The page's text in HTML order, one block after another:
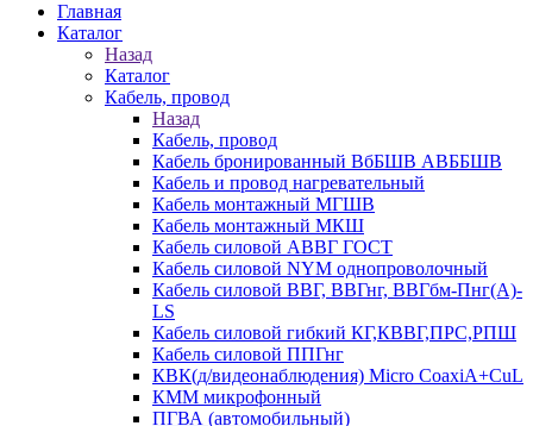
Главная
Каталог
Назад
Каталог
Кабель, провод
Назад
Кабель, провод
Кабель бронированный ВбБШВ АВББШВ
Кабель и провод нагревательный
Кабель монтажный МГШВ
Кабель монтажный МКШ
Кабель силовой АВВГ ГОСТ
Кабель силовой NYM однопроволочный
Кабель силовой ВВГ, ВВГнг, ВВГбм-Пнг(А)-
LS
Кабель силовой гибкий КГ,КВВГ,ПРС,РПШ
Кабель силовой ППГнг
КВК(д/видеонаблюдения) Micro CoaxiA+CuL
КММ микрофонный
ПГВА (автомобильный)